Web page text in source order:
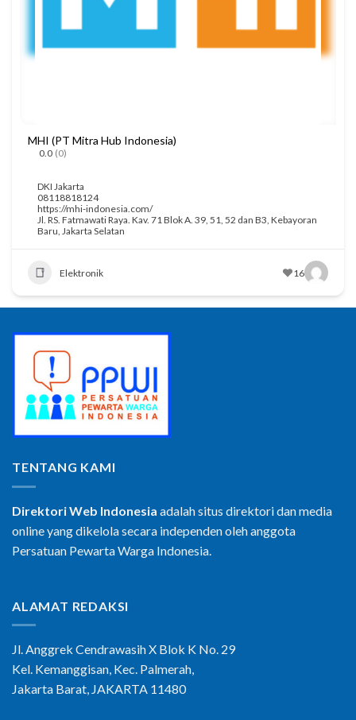
MHI (PT Mitra Hub Indonesia)
0.0 (0)
DKI Jakarta
08118818124
https://mhi-indonesia.com/
Jl. RS. Fatmawati Raya. Kav. 71 Blok A. 39, 51, 52 dan B3, Kebayoran
Baru, Jakarta Selatan
Elektronik 16
TENTANG KAMI
Direktori Web Indonesia adalah situs direktori dan media
online yang dikelola secara independen oleh anggota
Persatuan Pewarta Warga Indonesia.
ALAMAT REDAKSI
Jl. Anggrek Cendrawasih X Blok K No. 29
Kel. Kemanggisan, Kec. Palmerah,
Jakarta Barat, JAKARTA 11480